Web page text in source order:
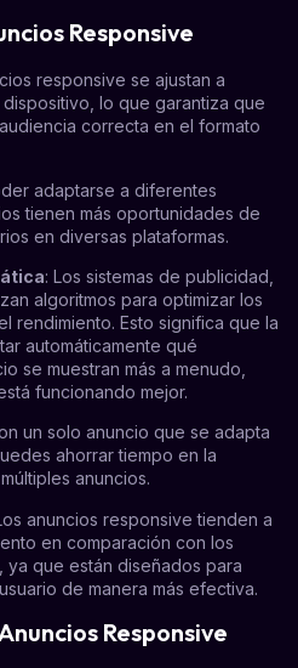
Responsive
responsive se ajustan a
lo que garantiza que
correcta en el formato
adaptarse a diferentes
tienen más oportunidades de
en diversas plataformas.
: Los sistemas de publicidad,
algoritmos para optimizar los
rendimiento. Esto significa que la
automáticamente qué
se muestran más a menudo,
funcionando mejor.
un solo anuncio que se adapta
ahorrar tiempo en la
anuncios.
anuncios responsive tienden a
en comparación con los
ya que están diseñados para
de manera más efectiva.
Responsive